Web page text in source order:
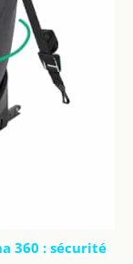
360 : sécurité